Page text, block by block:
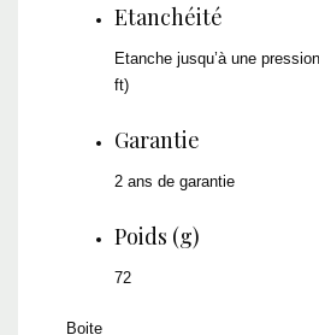
Etanchéité
Etanche jusqu’à une
ft)
Garantie
2 ans de garantie
Poids (g)
72
Boite